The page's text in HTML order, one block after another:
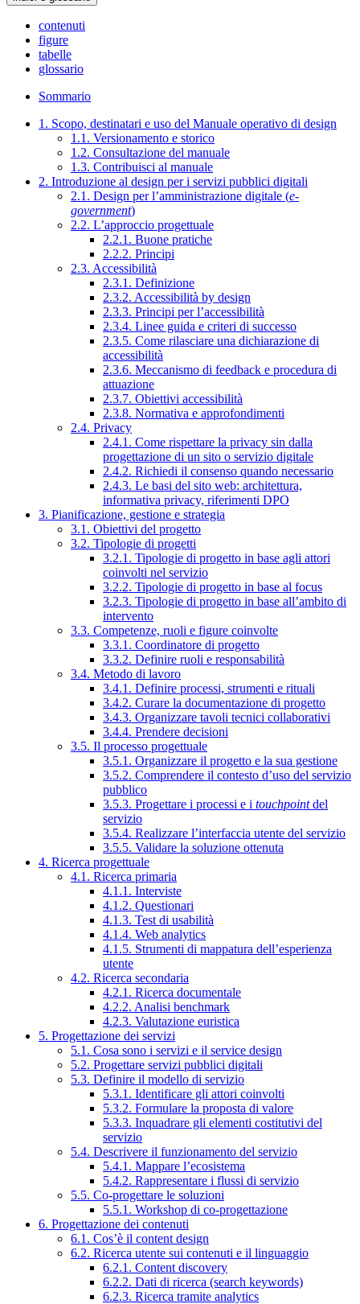
contenuti
figure
tabelle
glossario
Sommario
1. Scopo, destinatari e uso del Manuale operativo di design
1.1. Versionamento e storico
1.2. Consultazione del manuale
1.3. Contribuisci al manuale
2. Introduzione al design per i servizi pubblici digitali
2.1. Design per l’amministrazione digitale (e-
government)
2.2. L’approccio progettuale
2.2.1. Buone pratiche
2.2.2. Principi
2.3. Accessibilità
2.3.1. Definizione
2.3.2. Accessibilità by design
2.3.3. Principi per l’accessibilità
2.3.4. Linee guida e criteri di successo
2.3.5. Come rilasciare una dichiarazione di
accessibilità
2.3.6. Meccanismo di feedback e procedura di
attuazione
2.3.7. Obiettivi accessibilità
2.3.8. Normativa e approfondimenti
2.4. Privacy
2.4.1. Come rispettare la privacy sin dalla
progettazione di un sito o servizio digitale
2.4.2. Richiedi il consenso quando necessario
2.4.3. Le basi del sito web: architettura,
informativa privacy, riferimenti DPO
3. Pianificazione, gestione e strategia
3.1. Obiettivi del progetto
3.2. Tipologie di progetti
3.2.1. Tipologie di progetto in base agli attori
coinvolti nel servizio
3.2.2. Tipologie di progetto in base al focus
3.2.3. Tipologie di progetto in base all’ambito di
intervento
3.3. Competenze, ruoli e figure coinvolte
3.3.1. Coordinatore di progetto
3.3.2. Definire ruoli e responsabilità
3.4. Metodo di lavoro
3.4.1. Definire processi, strumenti e rituali
3.4.2. Curare la documentazione di progetto
3.4.3. Organizzare tavoli tecnici collaborativi
3.4.4. Prendere decisioni
3.5. Il processo progettuale
3.5.1. Organizzare il progetto e la sua gestione
3.5.2. Comprendere il contesto d’uso del servizio
pubblico
3.5.3. Progettare i processi e i touchpointdel
servizio
3.5.4. Realizzare l’interfaccia utente del servizio
3.5.5. Validare la soluzione ottenuta
4. Ricerca progettuale
4.1. Ricerca primaria
4.1.1. Interviste
4.1.2. Questionari
4.1.3. Test di usabilità
4.1.4. Web analytics
4.1.5. Strumenti di mappatura dell’esperienza
utente
4.2. Ricerca secondaria
4.2.1. Ricerca documentale
4.2.2. Analisi benchmark
4.2.3. Valutazione euristica
5. Progettazione dei servizi
5.1. Cosa sono i servizi e il service design
5.2. Progettare servizi pubblici digitali
5.3. Definire il modello di servizio
5.3.1. Identificare gli attori coinvolti
5.3.2. Formulare la proposta di valore
5.3.3. Inquadrare gli elementi costitutivi del
servizio
5.4. Descrivere il funzionamento del servizio
5.4.1. Mappare l’ecosistema
5.4.2. Rappresentare i flussi di servizio
5.5. Co-progettare le soluzioni
5.5.1. Workshop di co-progettazione
6. Progettazione dei contenuti
6.1. Cos’è il content design
6.2. Ricerca utente sui contenuti e il linguaggio
6.2.1. Content discovery
6.2.2. Dati di ricerca (search keywords)
6.2.3. Ricerca tramite analytics